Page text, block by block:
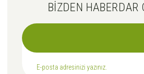
BİZDEN HABERDAR